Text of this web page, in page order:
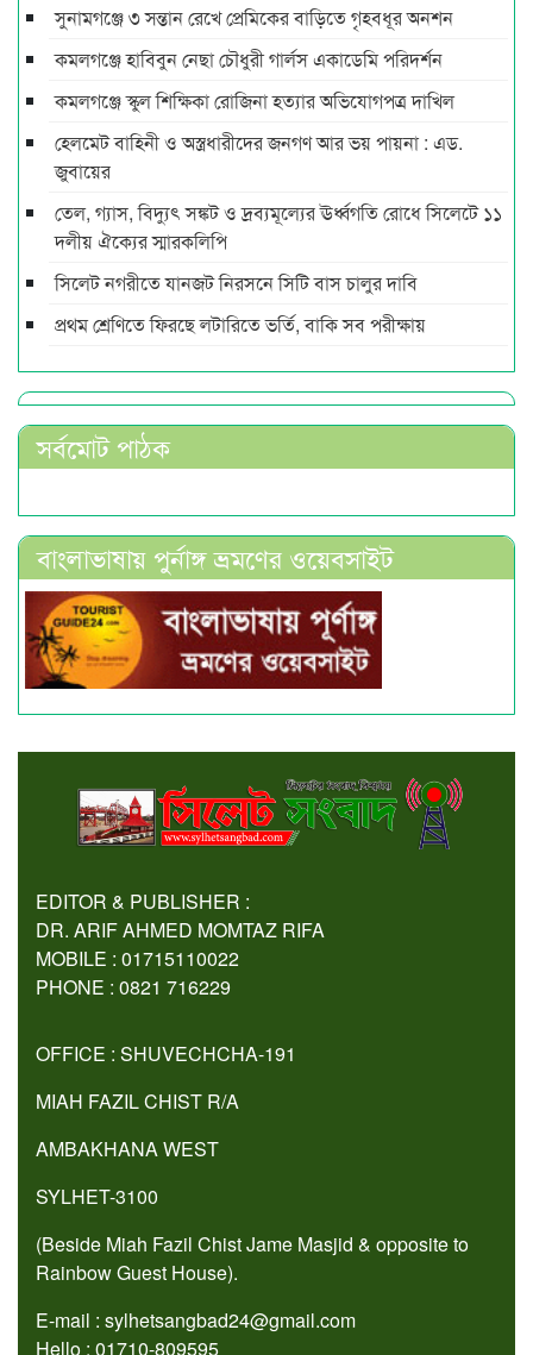
সুনামগঞ্জে ৩ সন্তান রেখে প্রেমিকের বাড়িতে গৃহবধূর অনশন
কমলগঞ্জে হাবিবুন নেছা চৌধুরী গার্লস একাডেমি পরিদর্শন
কমলগঞ্জে স্কুল শিক্ষিকা রোজিনা হত্যার অভিযোগপত্র দাখিল
হেলমেট বাহিনী ও অস্ত্রধারীদের জনগণ আর ভয় পায়না : এড.
জুবায়ের
তেল, গ্যাস, বিদ্যুৎ সঙ্কট ও দ্রব্যমূল্যের ঊর্ধ্বগতি রোধে সিলেটে ১১
দলীয় ঐক্যের স্মারকলিপি
সিলেট নগরীতে যানজট নিরসনে সিটি বাস চালুর দাবি
প্রথম শ্রেণিতে ফিরছে লটারিতে ভর্তি, বাকি সব পরীক্ষায়
সর্বমোট পাঠক
বাংলাভাষায় পুর্নাঙ্গ ভ্রমণের ওয়েবসাইট
EDITOR & PUBLISHER :
DR. ARIF AHMED MOMTAZ RIFA
MOBILE : 01715110022
PHONE : 0821 716229
OFFICE : SHUVECHCHA-191
MIAH FAZIL CHIST R/A
AMBAKHANA WEST
SYLHET-3100
(Beside Miah Fazil Chist Jame Masjid & opposite to
Rainbow Guest House).
E-mail : sylhetsangbad24@gmail.com
Hello : 01710-809595